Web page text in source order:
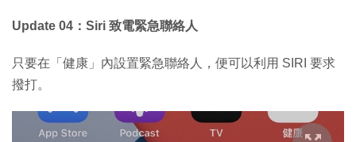
Update 04：Siri 致電緊急聯絡人
只要在「健康」內設置緊急聯絡人，便可以利用 SIRI 要求
撥打。